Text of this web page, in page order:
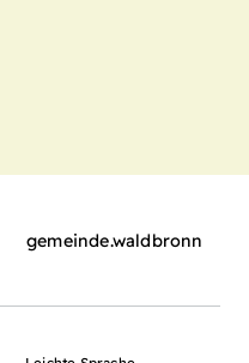
gemeinde.waldbronn